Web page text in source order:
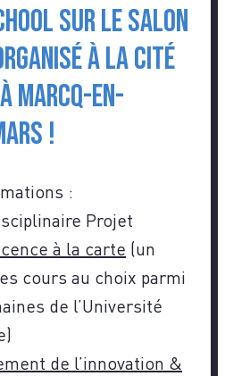
sur le salon
à la Cité
Marcq-en-
!
:
Projet
à la carte (un
cours au choix parmi
de l’Université
de l’innovation &